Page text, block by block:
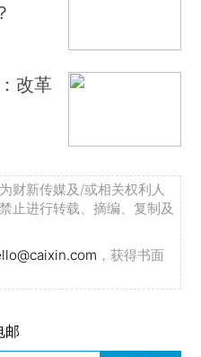
改革
财新传媒及/或相关权利人
止进行转载、摘编、复制及
，获得书面
邮